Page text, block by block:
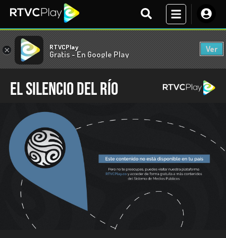
× RTVCPlay
Gratis - En Google Play
Ver
El silencio del río